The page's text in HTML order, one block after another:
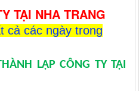
TẠI NHA TRANG
cả các ngày trong
LẬP CÔNG TY TẠI